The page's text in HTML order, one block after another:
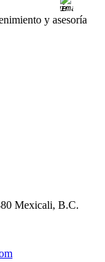
y asesoría
Mexicali, B.C.